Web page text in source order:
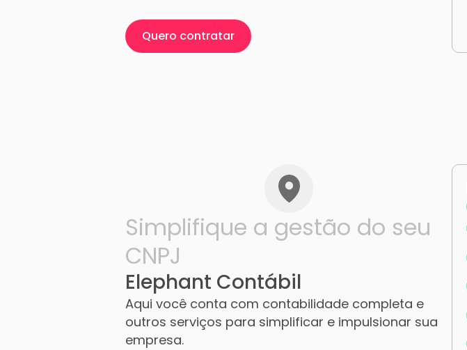
Quero contratar
Simplifique a gestão do seu
CNPJ
Elephant Contábil
Aqui você conta com contabilidade completa e
outros serviços para simplificar e impulsionar sua
empresa.